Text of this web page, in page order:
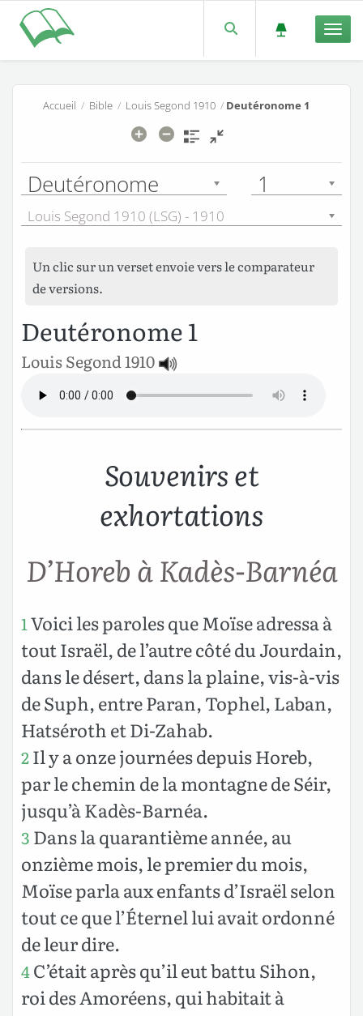
Accueil / Bible/ Louis Segond 1910/ Deutéronome 1
Deutéronome 1
Louis Segond 1910 (LSG) - 1910
Un clic sur un verset envoie vers le comparateur
de versions.
Deutéronome 1
Louis Segond 1910
Souvenirs et
exhortations
D’Horeb à Kadès-Barnéa
1Voici les paroles que Moïse adressa à
tout Israël, de l’autre côté du Jourdain,
dans le désert, dans la plaine, vis-à-vis
de Suph, entre Paran, Tophel, Laban,
Hatséroth et Di-Zahab.
2Il y a onze journées depuis Horeb,
par le chemin de la montagne de Séir,
jusqu’à Kadès-Barnéa.
3 Dans la quarantième année, au
onzième mois, le premier du mois,
Moïse parla aux enfants d’Israël selon
tout ce que l’Éternel lui avait ordonné
de leur dire.
4C’était après qu’il eut battu Sihon,
roi des Amoréens, qui habitait à